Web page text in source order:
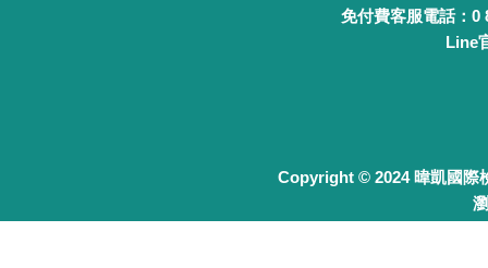
免付費客服電話：0
Line
Copyright © 2024 暐凱國際